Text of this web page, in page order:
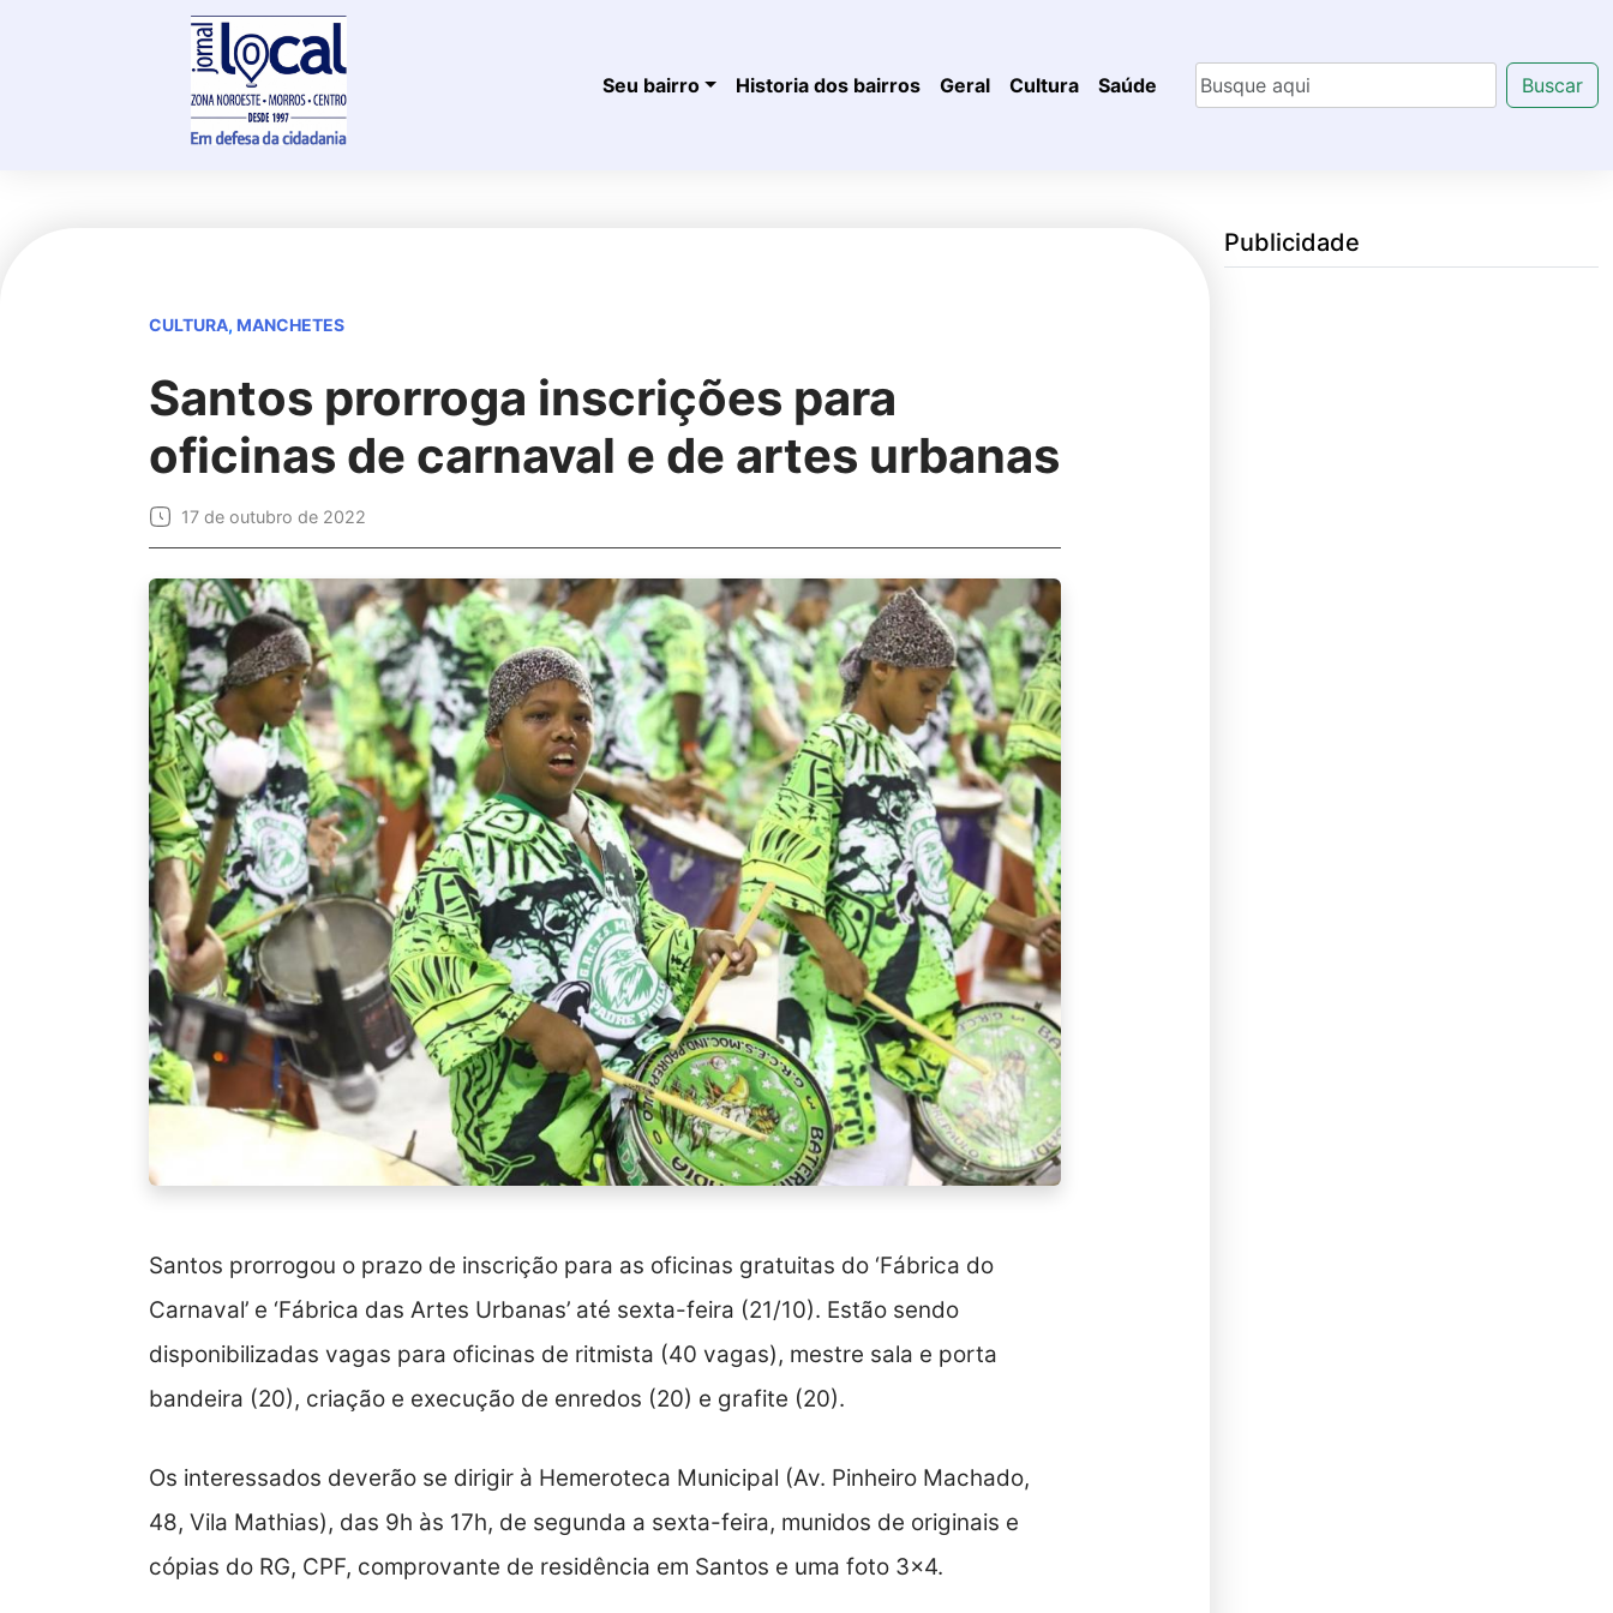
Seu bairro Historia dos bairros Geral Cultura Saúde Buscar
CULTURA, MANCHETES
Santos prorroga inscrições para
oficinas de carnaval e de artes urbanas
17 de outubro de 2022
Santos prorrogou o prazo de inscrição para as oficinas gratuitas do ‘Fábrica do
Carnaval’ e ‘Fábrica das Artes Urbanas’ até sexta-feira (21/10). Estão sendo
disponibilizadas vagas para oficinas de ritmista (40 vagas), mestre sala e porta
bandeira (20), criação e execução de enredos (20) e grafite (20).
Os interessados deverão se dirigir à Hemeroteca Municipal (Av. Pinheiro Machado,
48, Vila Mathias), das 9h às 17h, de segunda a sexta-feira, munidos de originais e
cópias do RG, CPF, comprovante de residência em Santos e uma foto 3×4.
Publicidade